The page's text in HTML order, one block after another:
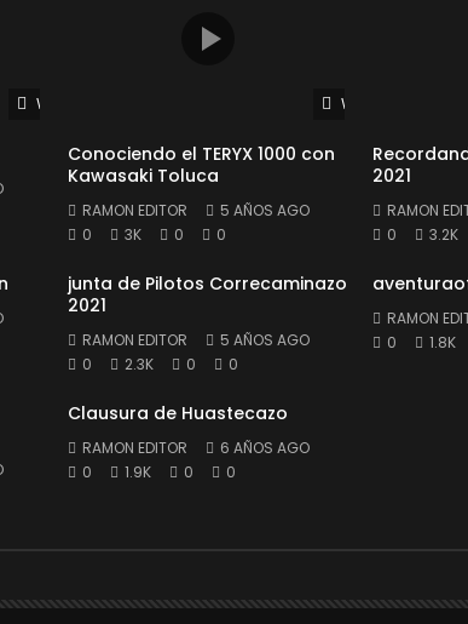
Watch Later Watch Later
Conociendo el TERYX 1000 con
Kawasaki Toluca
RAMON EDITOR
5 AÑOS AGO
0
3K 0 0
2021
RAMON
0
3.2K
junta de Pilotos Correcaminazo
2021
RAMON EDITOR
5 AÑOS AGO
0
2.3K 0 0
RAMON
0
1.8K
Clausura de Huastecazo
RAMON EDITOR
6 AÑOS AGO
0
1.9K 0 0